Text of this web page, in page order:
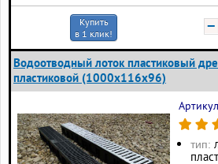
Купить
в 1 клик!
−
Водоотводный лоток пластиковый
пластиковой (1000x116x96)
тип: